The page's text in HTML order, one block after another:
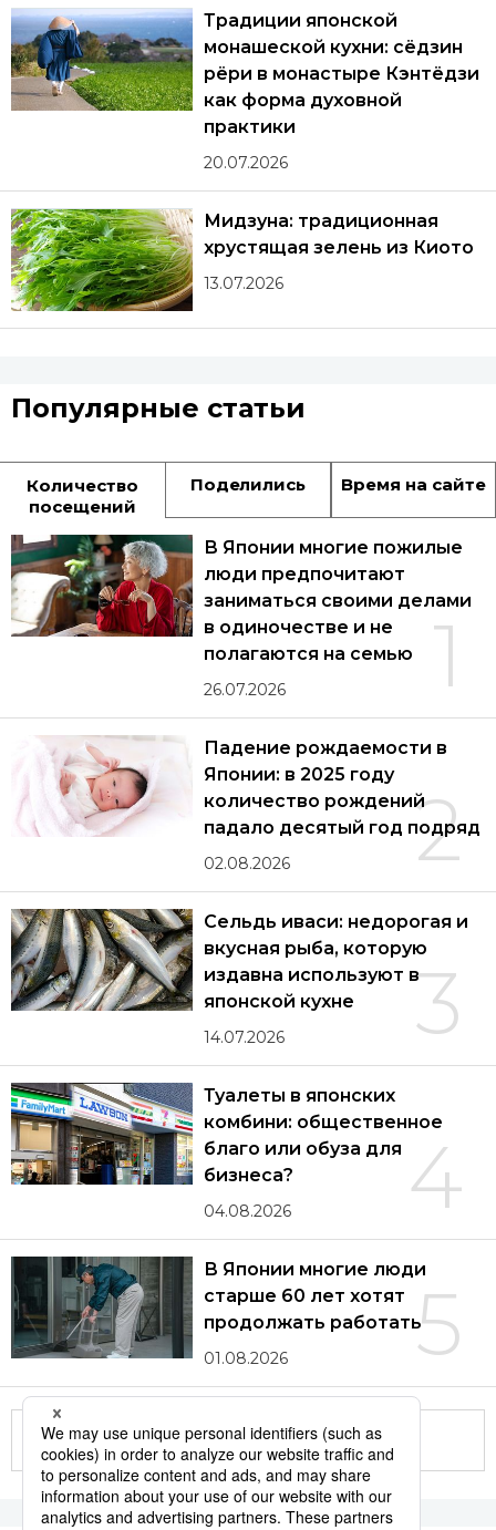
Традиции японской
монашеской кухни: сёдзин
рёри в монастыре Кэнтёдзи
как форма духовной
практики
20.07.2026
Мидзуна: традиционная
хрустящая зелень из Киото
13.07.2026
Популярные статьи
Количество
посещений
Поделились Время на сайте
1
В Японии многие пожилые
люди предпочитают
заниматься своими делами
в одиночестве и не
полагаются на семью
26.07.2026
2
Падение рождаемости в
Японии: в 2025 году
количество рождений
падало десятый год подряд
02.08.2026
3
Сельдь иваси: недорогая и
вкусная рыба, которую
издавна используют в
японской кухне
14.07.2026
4
Туалеты в японских
комбини: общественное
благо или обуза для
бизнеса?
04.08.2026
5
В Японии многие люди
старше 60 лет хотят
продолжать работать
01.08.2026
Другие статьи по теме